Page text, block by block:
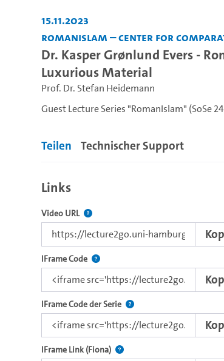
15.11.2023
RomanIslam – Center for
Dr. Kasper Grønlund Evers -
Luxurious Material
Prof. Dr. Stefan Heidemann
Guest Lecture Series "RomanIslam" (SoSe
Teilen Technischer Support
Links
Video URL Der Link zu diesem Video.
IFrame Code Nutzen Sie diesen Code, um das
IFrame Code der Serie Nutzen Sie diesen Code,
IFrame Link (Fiona) Direkter iFrame-Link zur